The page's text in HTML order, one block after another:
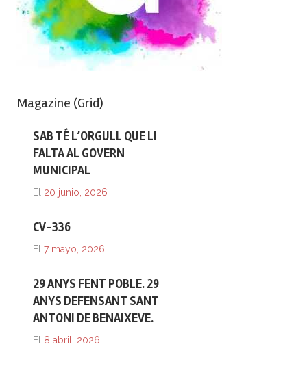
Magazine (Grid)
SAB TÉ L’ORGULL QUE LI
FALTA AL GOVERN
MUNICIPAL
El 20 junio, 2026
CV-336
El 7 mayo, 2026
29 ANYS FENT POBLE. 29
ANYS DEFENSANT SANT
ANTONI DE BENAIXEVE.
El 8 abril, 2026